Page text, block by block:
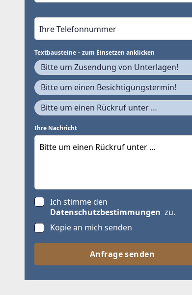
Textbausteine – zum Einsetzen anklicken
Bitte um Zusendung von Unterlagen!
Bitte um einen Besichtigungstermin!
Bitte um einen Rückruf unter …
Ihre Nachricht
Ich stimme den
Datenschutzbestimmungen zu.
Kopie an mich senden
Anfrage senden